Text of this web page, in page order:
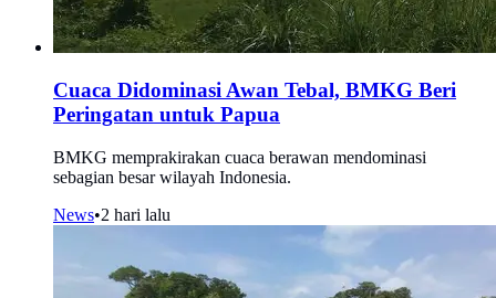
Cuaca Didominasi Awan Tebal, BMKG Beri
Peringatan untuk Papua
BMKG memprakirakan cuaca berawan mendominasi
sebagian besar wilayah Indonesia.
News•2 hari lalu